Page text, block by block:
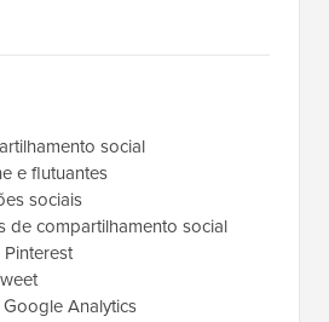
social
e flutuantes
sociais
de compartilhamento social
Analytics